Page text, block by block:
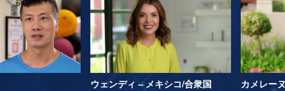
ウェンディ – メキシコ/合衆国 カメレー